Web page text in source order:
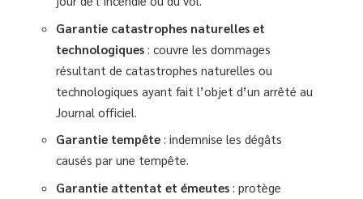
Garantie catastrophes naturelles et
technologiques : couvre les dommages
résultant de catastrophes naturelles ou
technologiques ayant fait l’objet d’un arrêté au
Journal officiel.
Garantie tempête : indemnise les dégâts
causés par une tempête.
Garantie attentat et émeutes : protège